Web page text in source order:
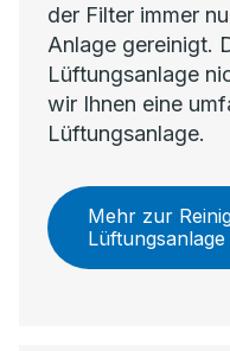
der Filter immer
Anlage gereinigt.
Lüftungsanlage
wir Ihnen eine
Lüftungsanlage.
Mehr zur
Lüftungsanlage